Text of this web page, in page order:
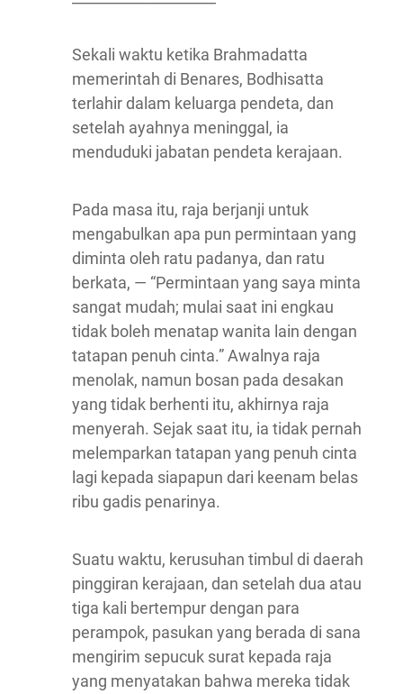
Sekali waktu ketika Brahmadatta
memerintah di Benares, Bodhisatta
terlahir dalam keluarga pendeta, dan
setelah ayahnya meninggal, ia
menduduki jabatan pendeta kerajaan.
Pada masa itu, raja berjanji untuk
mengabulkan apa pun permintaan yang
diminta oleh ratu padanya, dan ratu
berkata, — “Permintaan yang saya minta
sangat mudah; mulai saat ini engkau
tidak boleh menatap wanita lain dengan
tatapan penuh cinta.” Awalnya raja
menolak, namun bosan pada desakan
yang tidak berhenti itu, akhirnya raja
menyerah. Sejak saat itu, ia tidak pernah
melemparkan tatapan yang penuh cinta
lagi kepada siapapun dari keenam belas
ribu gadis penarinya.
Suatu waktu, kerusuhan timbul di daerah
pinggiran kerajaan, dan setelah dua atau
tiga kali bertempur dengan para
perampok, pasukan yang berada di sana
mengirim sepucuk surat kepada raja
yang menyatakan bahwa mereka tidak